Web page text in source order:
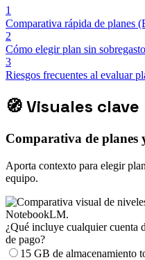
1
Comparativa rápida de planes
2
Cómo elegir plan sin sobregasto
3
Riesgos frecuentes al evaluar
🧭Visuales clave
Comparativa de planes
Aporta contexto para elegir
equipo.
¿Qué incluye cualquier cuenta
de pago?
15 GB de almacenamiento